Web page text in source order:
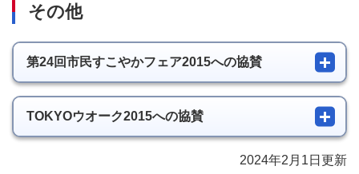
その他
第24回市民すこやかフェア2015への協賛
TOKYOウオーク2015への協賛
2024年2月1日更新